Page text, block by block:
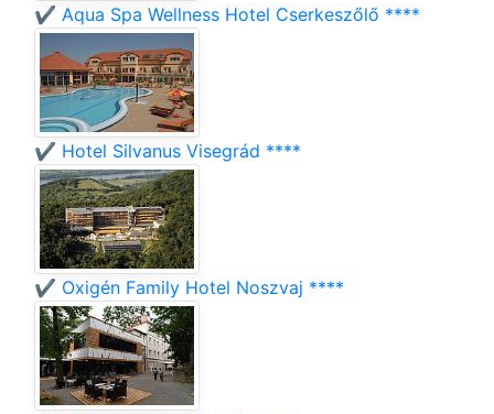
✔️ Aqua Spa Wellness Hotel Cserkeszőlő ****
✔️ Hotel Silvanus Visegrád ****
✔️ Oxigén Family Hotel Noszvaj ****